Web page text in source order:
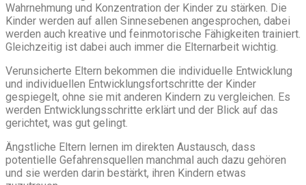
Wahrnehmung und Konzentration der Kinder zu stärken. Die
Kinder werden auf allen Sinnesebenen angesprochen, dabei
werden auch kreative und feinmotorische Fähigkeiten trainiert.
Gleichzeitig ist dabei auch immer die Elternarbeit wichtig.
Verunsicherte Eltern bekommen die individuelle Entwicklung
und individuellen Entwicklungsfortschritte der Kinder
gespiegelt, ohne sie mit anderen Kindern zu vergleichen. Es
werden Entwicklungsschritte erklärt und der Blick auf das
gerichtet, was gut gelingt.
Ängstliche Eltern lernen im direkten Austausch, dass
potentielle Gefahrensquellen manchmal auch dazu gehören
und sie werden darin bestärkt, ihren Kindern etwas